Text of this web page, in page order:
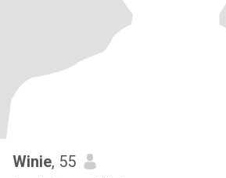
Winie, 55